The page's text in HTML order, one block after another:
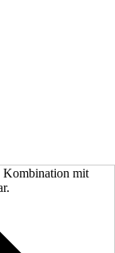
Kombination mit